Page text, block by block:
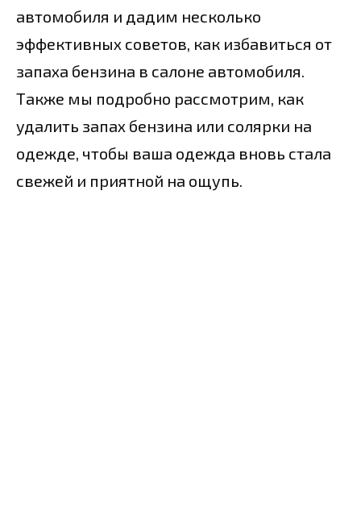
автомобиля и дадим несколько
эффективных советов, как избавиться от
запаха бензина в салоне автомобиля.
Также мы подробно рассмотрим, как
удалить запах бензина или солярки на
одежде, чтобы ваша одежда вновь стала
свежей и приятной на ощупь.